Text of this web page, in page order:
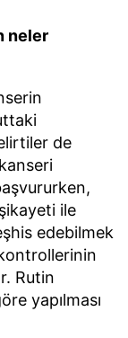
neler
de
ile
edebilmek
Rutin
yapılması